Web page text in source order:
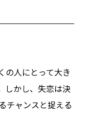
の人にとって大き
しかし、失恋は決
チャンスと捉える